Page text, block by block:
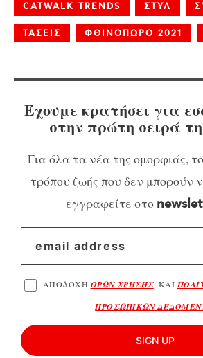
CATWALK TRENDS ΣΤΥΛ
ΤΑΣΕΙΣ ΦΘΙΝΟΠΩΡΟ 2021
Έχουμε κρατήσει για
στην πρώτη σειρά
Για όλα τα νέα της ομορφιάς,
τρόπου ζωής που δεν μπορούν
εγγραφείτε στο
ΑΠΟΔΟΧΗ ΟΡΩΝ ΧΡΗΣΗΣ, ΚΑΙ
ΠΡΟΣΩΠΙΚΩΝ
SIGN UP